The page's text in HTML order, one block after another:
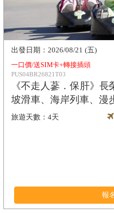
一口價/送SIM卡+轉接插頭
PUS04BR26821T03
《不走人蔘．保肝》
坡滑車、海岸列車、漫
4天
2026/08/21 (五)
報